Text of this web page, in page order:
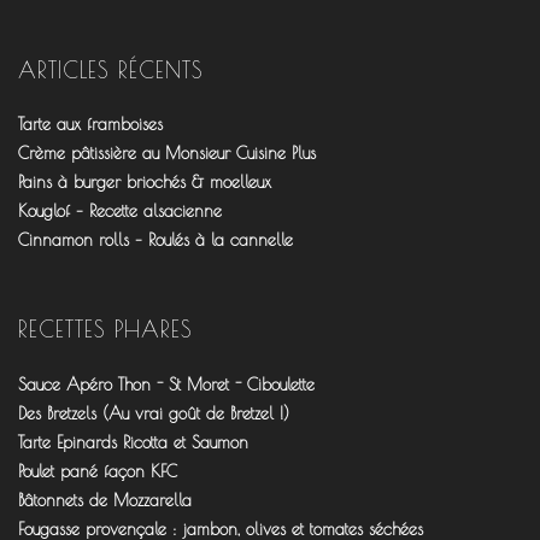
fourchettesflo
sur
@fourchettesflo
sur
fleurjeanne
sur
ARTICLES RÉCENTS
Tarte aux framboises
Crème pâtissière au Monsieur Cuisine Plus
Pains à burger briochés & moelleux
Kouglof – Recette alsacienne
Cinnamon rolls – Roulés à la cannelle
RECETTES PHARES
Sauce Apéro Thon - St Moret - Ciboulette
Des Bretzels (Au vrai goût de Bretzel !)
Tarte Epinards Ricotta et Saumon
Poulet pané façon KFC
Bâtonnets de Mozzarella
Fougasse provençale : jambon, olives et tomates séchées